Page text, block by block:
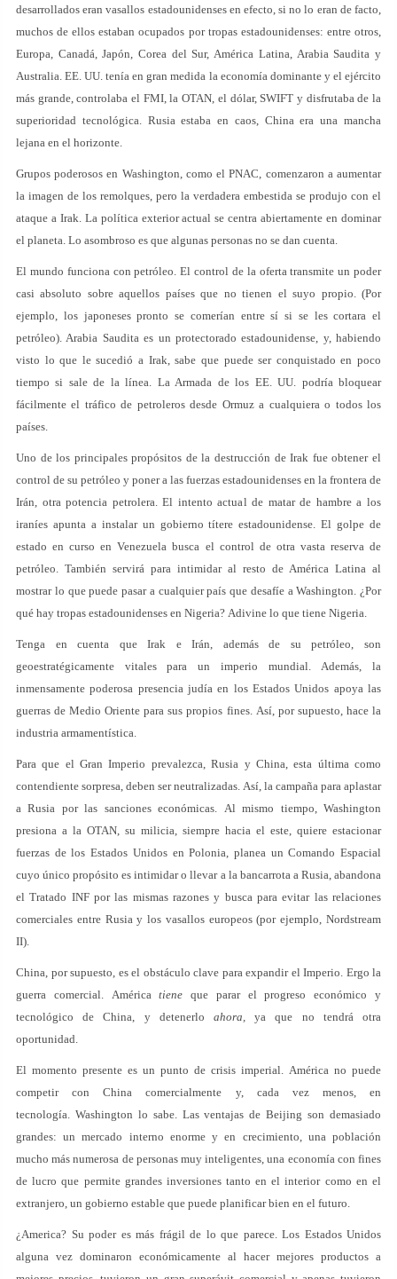
desarrollados eran vasallos estadounidenses en efecto, si no lo eran de facto,
muchos de ellos estaban ocupados por tropas estadounidenses: entre otros,
Europa, Canadá, Japón, Corea del Sur, América Latina, Arabia Saudita y
Australia. EE. UU. tenía en gran medida la economía dominante y el ejército
más grande, controlaba el FMI, la OTAN, el dólar, SWIFT y disfrutaba de la
superioridad tecnológica. Rusia estaba en caos, China era una mancha
lejana en el horizonte.
Grupos poderosos en Washington, como el PNAC, comenzaron a aumentar
la imagen de los remolques, pero la verdadera embestida se produjo con el
ataque a Irak. La política exterior actual se centra abiertamente en dominar
el planeta. Lo asombroso es que algunas personas no se dan cuenta.
El mundo funciona con petróleo. El control de la oferta transmite un poder
casi absoluto sobre aquellos países que no tienen el suyo propio. (Por
ejemplo, los japoneses pronto se comerían entre sí si se les cortara el
petróleo). Arabia Saudita es un protectorado estadounidense, y, habiendo
visto lo que le sucedió a Irak, sabe que puede ser conquistado en poco
tiempo si sale de la línea. La Armada de los EE. UU. podría bloquear
fácilmente el tráfico de petroleros desde Ormuz a cualquiera o todos los
países.
Uno de los principales propósitos de la destrucción de Irak fue obtener el
control de su petróleo y poner a las fuerzas estadounidenses en la frontera de
Irán, otra potencia petrolera. El intento actual de matar de hambre a los
iraníes apunta a instalar un gobierno títere estadounidense. El golpe de
estado en curso en Venezuela busca el control de otra vasta reserva de
petróleo. También servirá para intimidar al resto de América Latina al
mostrar lo que puede pasar a cualquier país que desafíe a Washington. ¿Por
qué hay tropas estadounidenses en Nigeria? Adivine lo que tiene Nigeria.
Tenga en cuenta que Irak e Irán, además de su petróleo, son
geoestratégicamente vitales para un imperio mundial. Además, la
inmensamente poderosa presencia judía en los Estados Unidos apoya las
guerras de Medio Oriente para sus propios fines. Así, por supuesto, hace la
industria armamentística.
Para que el Gran Imperio prevalezca, Rusia y China, esta última como
contendiente sorpresa, deben ser neutralizadas. Así, la campaña para aplastar
a Rusia por las sanciones económicas. Al mismo tiempo, Washington
presiona a la OTAN, su milicia, siempre hacia el este, quiere estacionar
fuerzas de los Estados Unidos en Polonia, planea un Comando Espacial
cuyo único propósito es intimidar o llevar a la bancarrota a Rusia, abandona
el Tratado INF por las mismas razones y busca para evitar las relaciones
comerciales entre Rusia y los vasallos europeos (por ejemplo, Nordstream
II).
China, por supuesto, es el obstáculo clave para expandir el Imperio. Ergo la
guerra comercial. Américatiene que parar el progreso económico y
tecnológico de China, y detenerlo ahora, ya que no tendrá otra
oportunidad.
El momento presente es un punto de crisis imperial. América no puede
competir con China comercialmente y, cada vez menos, en
tecnología. Washington lo sabe. Las ventajas de Beijing son demasiado
grandes: un mercado interno enorme y en crecimiento, una población
mucho más numerosa de personas muy inteligentes, una economía con fines
de lucro que permite grandes inversiones tanto en el interior como en el
extranjero, un gobierno estable que puede planificar bien en el futuro.
¿America? Su poder es más frágil de lo que parece. Los Estados Unidos
alguna vez dominaron económicamente al hacer mejores productos a